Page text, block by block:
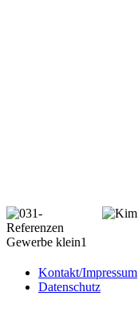
Kontakt/Impressum
Datenschutz